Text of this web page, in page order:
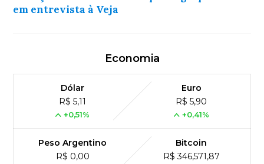
em entrevista à Veja
Economia
Dólar
R$ 5,11
+0,51%
Euro
R$ 5,90
+0,41%
Peso Argentino
R$ 0,00
Bitcoin
R$ 346,571,87